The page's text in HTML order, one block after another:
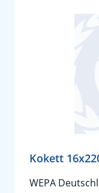
Kokett
WEPA